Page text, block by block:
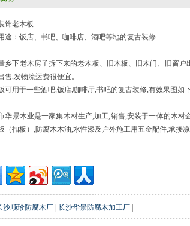
饰老木板
途：饭店、书吧、咖啡店、酒吧等地的复古装修
乡下老木房子拆下来的老木板、旧木板、旧木门、旧窗
售,发物流运费很便宜。
可用于一些酒吧,饭店,咖啡厅,书吧的复古装修,有效果图如
华景木业是一家集木材生产,加工,销售,安装于一体的木
（扣板）,防腐木木油,水性漆及户外施工用五金配件,承接
沙顺珍防腐木厂 长沙华景防腐木加工厂